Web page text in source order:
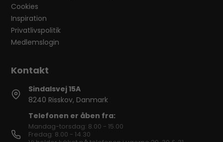
Cookies
Inspiration
Privatlivspolitik
Medlemslogin
Sindalsvej 15A
8240 Risskov, Danmark
Telefonen er åben fra:
Mandag-torsdag: 8.00 - 15.00
Fredag: 8.00 - 14.30